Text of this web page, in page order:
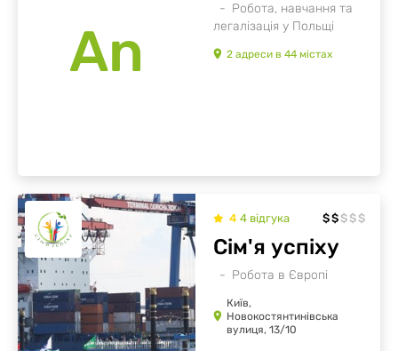
An
Робота, навчання та
легалізація у Польщі
2 адреси в 44 містах
4 4 відгукa $$ $ $ $
Робота в Європі
Сім'я успіху
Київ,
Новокостянтинівська
вулиця, 13/10